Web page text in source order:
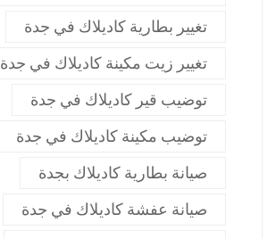
تغيير بطارية كاديلاك في جدة
تغيير زيت مكينة كاديلاك في جدة
توضيب قير كاديلاك في جدة
توضيب مكينة كاديلاك في جدة
صيانة بطارية كاديلاك بجدة
صيانة عفشة كاديلاك في جدة